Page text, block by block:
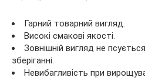
Гарний товарний вигляд.
Високі смакові якості.
Зовнішній вигляд не
зберіганні.
Невибагливість при